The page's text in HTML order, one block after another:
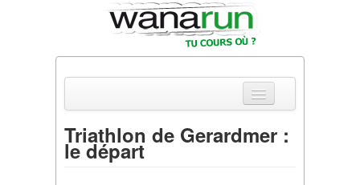
Actualités
Triathlon de Gerardmer :
le départ